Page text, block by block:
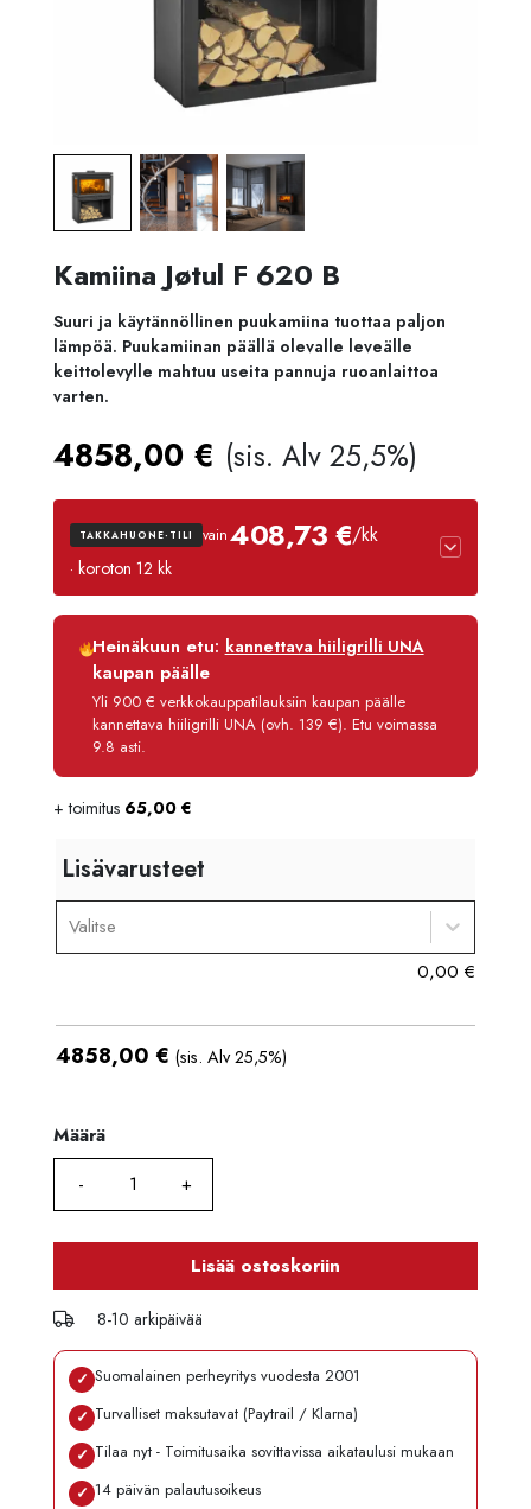
Kamiina Jøtul F 620 B
Suuri ja käytännöllinen puukamiina tuottaa paljon
lämpöä. Puukamiinan päällä olevalle leveälle
keittolevylle mahtuu useita pannuja ruoanlaittoa
varten.
4858,00 € (sis. Alv 25,5%)
TAKKAHUONE-TILI vain408,73 €/kk
· koroton 12 kk
Luottoaika
12 kk
Korko
Käsittelymaksu
3,90 €/kk
Maksettava yhteensä
4 904,80 €
Heinäkuun etu: kannettava hiiligrilli UNA
kaupan päälle
Yli 900 € verkkokauppatilauksiin kaupan päälle
kannettava hiiligrilli UNA (ovh. 139 €). Etu voimassa
9.8 asti.
+ toimitus 65,00 €
Lisävarusteet
Valitse
0,00 €
4858,00 € (sis. Alv 25,5%)
Määrä
Määrä
Lisää ostoskoriin
8-10 arkipäivää
✓ Suomalainen perheyritys vuodesta 2001
✓ Turvalliset maksutavat (Paytrail / Klarna)
✓ Tilaa nyt - Toimitusaika sovittavissa aikataulusi mukaan
✓ 14 päivän palautusoikeus